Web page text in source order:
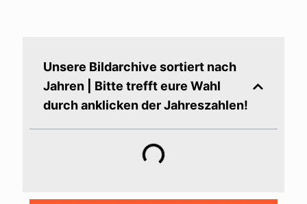
Unsere Bildarchive sortiert nach
Jahren | Bitte trefft eure Wahl
durch anklicken der Jahreszahlen!